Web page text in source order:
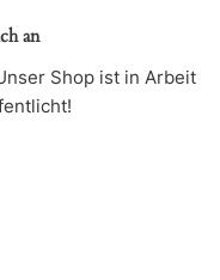
an
Shop ist in Arbeit